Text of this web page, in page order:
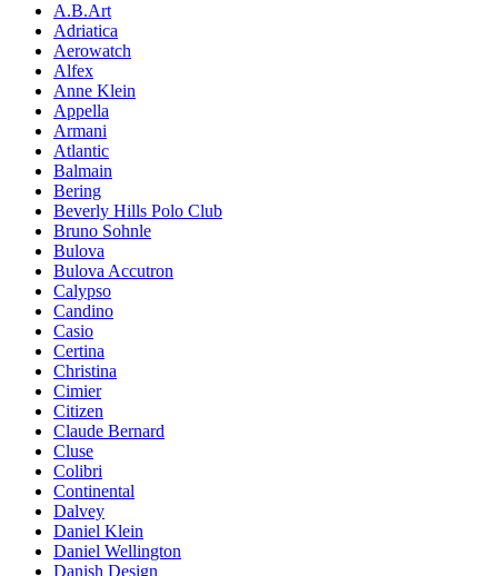
A.B.Art
Adriatica
Aerowatch
Alfex
Anne Klein
Appella
Armani
Atlantic
Balmain
Bering
Beverly Hills Polo Club
Bruno Sohnle
Bulova
Bulova Accutron
Calypso
Candino
Casio
Certina
Christina
Cimier
Citizen
Claude Bernard
Cluse
Colibri
Continental
Dalvey
Daniel Klein
Daniel Wellington
Danish Design